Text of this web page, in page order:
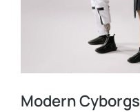
Modern Cyborgs